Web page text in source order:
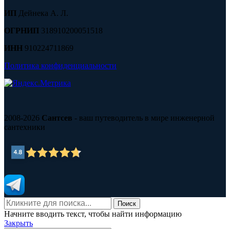
ИП Дейнека А. Л.
ОГРНИП 318910200051518
ИНН 910224711869
Политика конфиденциальности
2008-2026 Сантсев - ваш путеводитель в мире инженерной
сантехники
Поиск
Начните вводить текст, чтобы найти информацию
Закрыть